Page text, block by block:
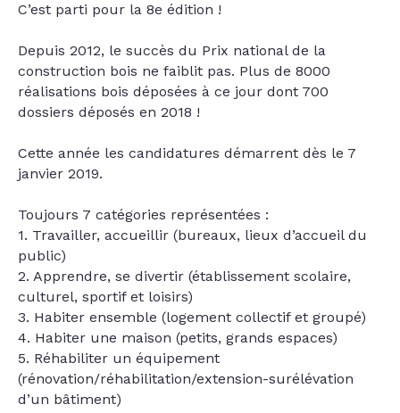
C’est parti pour la 8e édition !
Depuis 2012, le succès du Prix national de la
construction bois ne faiblit pas. Plus de 8000
réalisations bois déposées à ce jour dont 700
dossiers déposés en 2018 !
Cette année les candidatures démarrent dès le 7
janvier 2019.
Toujours 7 catégories représentées :
1. Travailler, accueillir (bureaux, lieux d’accueil du
public)
2. Apprendre, se divertir (établissement scolaire,
culturel, sportif et loisirs)
3. Habiter ensemble (logement collectif et groupé)
4. Habiter une maison (petits, grands espaces)
5. Réhabiliter un équipement
(rénovation/réhabilitation/extension-surélévation
d’un bâtiment)